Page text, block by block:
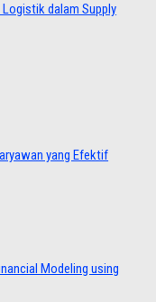
dalam Supply
yang Efektif
Modeling using